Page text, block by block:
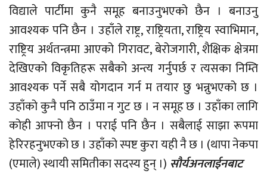
विद्याले पार्टीमा कुनै समूह बनाउनुभएको छैन । बनाउनु
आवश्यक पनि छैन । उहाँले राष्ट्र, राष्ट्रियता, राष्ट्रिय स्वाभिमान,
राष्ट्रिय अर्थतन्त्रमा आएको गिरावट, बेरोजगारी, शैक्षिक क्षेत्रमा
देखिएको विकृतिहरू सबैको अन्त्य गर्नुपर्छ र त्यसका निम्ति
आवश्यक पर्ने सबै योगदान गर्न म तयार छु भन्नुभएको छ ।
उहाँको कुनै पनि ठाउँमा न गुट छ । न समूह छ । उहाँका लागि
कोही आफ्नो छैन । पराई पनि छैन । सबैलाई साझा रूपमा
हेरिरहनुभएको छ । उहाँको स्पष्ट कुरा यही नै छ । (थापा नेकपा
(एमाले) स्थायी समितीका सदस्य हुन् ।) सौर्यअनलाईनबाट